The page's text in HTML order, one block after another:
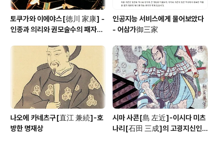
토쿠가와 이에야스[徳川 家康] -
인종과 의리와 권모술수의 패자
인공지능 서비스에게 물어보았다
- 어삼가御三家
나오에 카네츠구[直江 兼続]-호
방한 명재상
시마 사콘[島 左近]-이시다 미츠
나리[石田 三成]의 고굉지신인